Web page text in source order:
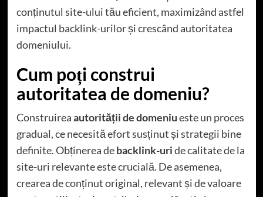
conținutul site-ului tău eficient, maximizând astfel
impactul backlink-urilor și crescând autoritatea
domeniului.
Cum poți construi
autoritatea de domeniu?
Construireaautorității de domeniueste un proces
gradual, ce necesită efort susținut și strategii bine
definite. Obținerea debacklink-uride calitate de la
site-uri relevante este crucială. De asemenea,
crearea de conținut original, relevant și de valoare